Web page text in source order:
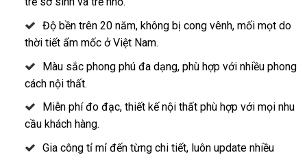
Độ bền trên 20 năm, không bị cong vênh, mối mọt do
thời tiết ẩm mốc ở Việt Nam.
Màu sắc phong phú đa dạng, phù hợp với nhiều phong
cách nội thất.
Miễn phí đo đạc, thiết kế nội thất phù hợp với mọi nhu
cầu khách hàng.
Gia công tỉ mỉ đến từng chi tiết, luôn update nhiều